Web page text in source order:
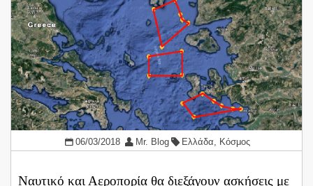
06/03/2018 Mr. Blog Ελλάδα Κόσμος
Ναυτικό και Αεροπορία θα διεξάγουν ασκήσεις με